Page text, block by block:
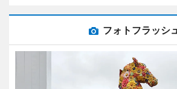
フォトフラッシ